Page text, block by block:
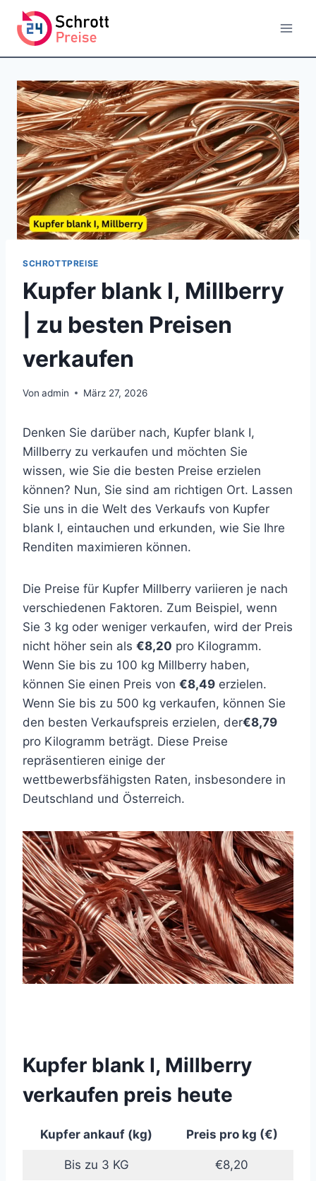
Zum
Inhalt
springen
SCHROTTPREISE
Kupfer blank I, Millberry
| zu besten Preisen
verkaufen
Von admin März 27, 2026
Denken Sie darüber nach, Kupfer blank I,
Millberry zu verkaufen und möchten Sie
wissen, wie Sie die besten Preise erzielen
können? Nun, Sie sind am richtigen Ort. Lassen
Sie uns in die Welt des Verkaufs von Kupfer
blank I, eintauchen und erkunden, wie Sie Ihre
Renditen maximieren können.
Die Preise für Kupfer Millberry variieren je nach
verschiedenen Faktoren. Zum Beispiel, wenn
Sie 3 kg oder weniger verkaufen, wird der Preis
nicht höher sein als €8,20 pro Kilogramm.
Wenn Sie bis zu 100 kg Millberry haben,
können Sie einen Preis von €8,49 erzielen.
Wenn Sie bis zu 500 kg verkaufen, können Sie
den besten Verkaufspreis erzielen, der€8,79
pro Kilogramm beträgt. Diese Preise
repräsentieren einige der
wettbewerbsfähigsten Raten, insbesondere in
Deutschland und Österreich.
Kupfer blank I, Millberry
verkaufen preis heute
Kupfer ankauf (kg) Preis pro kg (€)
Bis zu 3 KG €8,20